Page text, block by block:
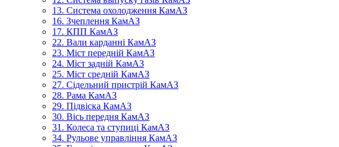
13. Система охолодження КамАЗ
16. Зчеплення КамАЗ
17. КПП КамАЗ
22. Вали карданні КамАЗ
23. Міст передній КамАЗ
24. Міст задній КамАЗ
25. Міст средній КамАЗ
27. Сідельний пристрій КамАЗ
28. Рама КамАЗ
29. Підвіска КамАЗ
30. Вісь передня КамАЗ
31. Колеса та ступиці КамАЗ
34. Рульове управління КамАЗ